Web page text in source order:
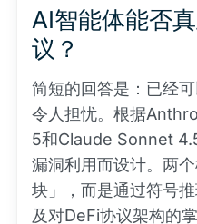
AI智能体能否
议？
简短的回答是：已经
令人担忧。根据
5和Claude Sonnet
漏洞利用而设计。两
块」，而是通过符号
及对DeFi协议架构的